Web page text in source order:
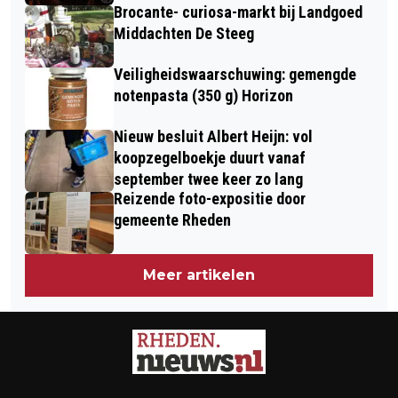
Brocante- curiosa-markt bij Landgoed
Middachten De Steeg
Veiligheidswaarschuwing: gemengde
notenpasta (350 g) Horizon
Nieuw besluit Albert Heijn: vol
koopzegelboekje duurt vanaf
september twee keer zo lang
Reizende foto-expositie door
gemeente Rheden
Meer artikelen